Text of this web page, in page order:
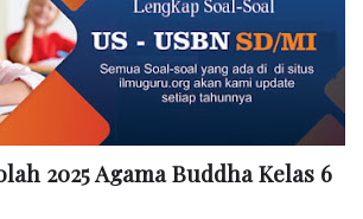
2025 Agama Buddha Kelas 6